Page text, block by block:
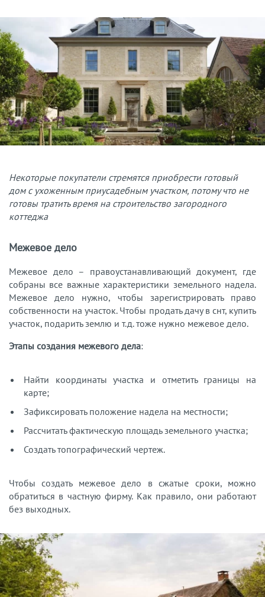
Некоторые покупатели стремятся приобрести готовый
дом с ухоженным приусадебным участком, потому что не
готовы тратить время на строительство загородного
коттеджа
Межевое дело
Межевое дело – правоустанавливающий документ, где
собраны все важные характеристики земельного надела.
Межевое дело нужно, чтобы зарегистрировать право
собственности на участок. Чтобы продать дачу в снт, купить
участок, подарить землю и т.д. тоже нужно межевое дело.
Этапы создания межевого дела:
Найти координаты участка и отметить границы на
карте;
Зафиксировать положение надела на местности;
Рассчитать фактическую площадь земельного участка;
Создать топографический чертеж.
Чтобы создать межевое дело в сжатые сроки, можно
обратиться в частную фирму. Как правило, они работают
без выходных.